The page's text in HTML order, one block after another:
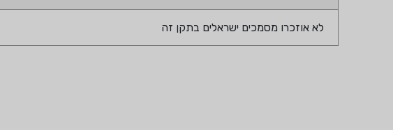
לא אוזכרו מסמכים ישראלים בתקן זה